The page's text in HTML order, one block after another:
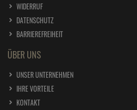
WIDERRUF
DATENSCHUTZ
BARRIEREFREIHEIT
ÜBER UNS
UNSER UNTERNEHMEN
IHRE VORTEILE
KONTAKT